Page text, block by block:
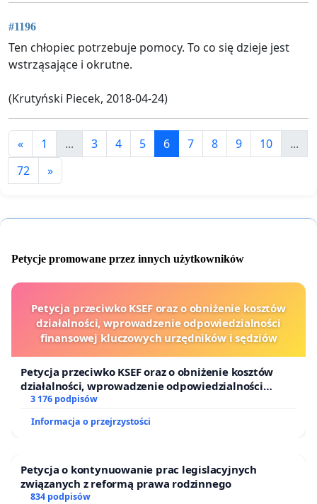
#1196
Ten chłopiec potrzebuje pomocy. To co się dzieje jest
wstrząsające i okrutne.
(Krutyński Piecek, 2018-04-24)
« 1 ... 3 4 5 6 7 8 9 10
...
72
»
Petycje promowane przez innych użytkowników
Petycja przeciwko KSEF oraz o obniżenie kosztów
działalności, wprowadzenie odpowiedzialności
finansowej kluczowych urzędników i sędziów
Petycja przeciwko KSEF oraz o obniżenie kosztów
działalności, wprowadzenie odpowiedzialności
finansowej kluczowych urzędników i sędziów
3 176 podpisów
Informacja o przejrzystości
Petycja o kontynuowanie prac legislacyjnych
związanych z reformą prawa rodzinnego
834 podpisów